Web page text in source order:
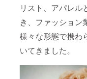
リスト、アパレル
き、ファッション
様々な形態で携わ
いてきました。